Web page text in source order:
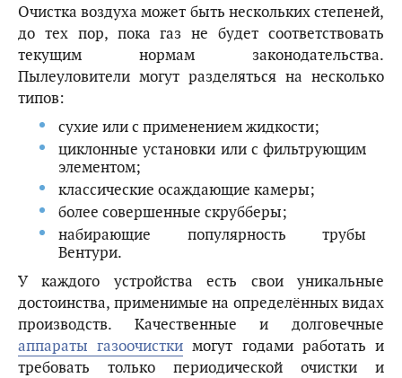
Очистка воздуха может быть нескольких степеней,
до тех пор, пока газ не будет соответствовать
текущим нормам законодательства.
Пылеуловители могут разделяться на несколько
типов:
сухие или с применением жидкости;
циклонные установки или с фильтрующим
элементом;
классические осаждающие камеры;
более совершенные скрубберы;
набирающие популярность трубы
Вентури.
У каждого устройства есть свои уникальные
достоинства, применимые на определённых видах
производств. Качественные и долговечные
аппараты газоочистки могут годами работать и
требовать только периодической очистки и